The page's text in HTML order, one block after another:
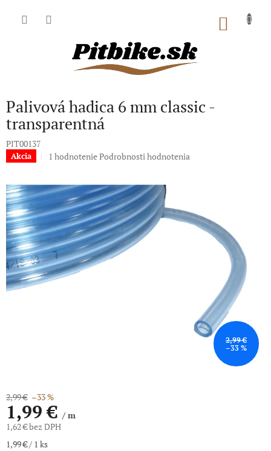
Palivová hadica 6 mm classic -
transparentná
PIT00137
Akcia
Priemerné
je
5,0
z
5
hviezdičiek.
1 hodnoteniePodrobnosti hodnotenia
2,99 €
–33 %
2,99 € –33 %
1,99 €/ m
1,62 € bez DPH
Jednotková
1,99 € / 1 ks